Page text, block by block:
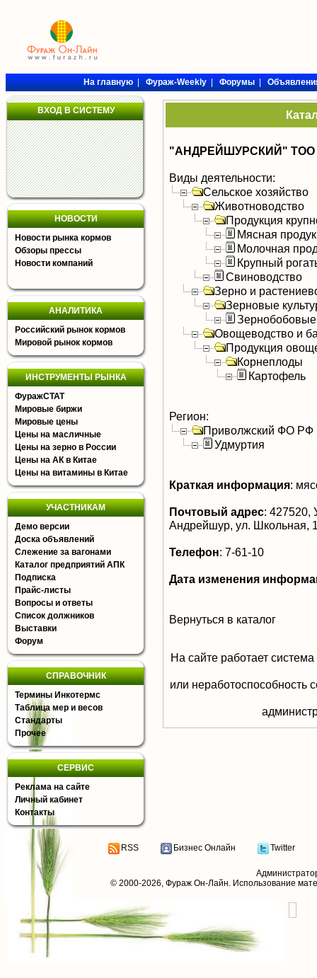
На главную|Фураж-Weekly|Форумы|
ВХОД В СИСТЕМУ
НОВОСТИ
Новости рынка кормов
Обзоры прессы
Новости компаний
АНАЛИТИКА
Российский рынок кормов
Мировой рынок кормов
ИНСТРУМЕНТЫ РЫНКА
ФуражСТАТ
Мировые биржи
Мировые цены
Цены на масличные
Цены на зерно в России
Цены на АК в Китае
Цены на витамины в Китае
УЧАСТНИКАМ
Демо версии
Доска объявлений
Слежение за вагонами
Каталог предприятий АПК
Подписка
Прайс-листы
Вопросы и ответы
Список должников
Выставки
Форум
СПРАВОЧНИК
Термины Инкотермс
Таблица мер и весов
Стандарты
Прочее
СЕРВИС
Реклама на сайте
Личный кабинет
Контакты
"АНДРЕЙШУРСКИЙ" ТОО
Виды деятельности:
Сельское хозяйство
Животноводство
Продукция
Мясная
Молочная
Крупный
Свиноводство
Зерно и
Зерновые
Зернобобовые
Овощеводство и
Продукция
Корнеплоды
Картофель
Регион:
Приволжский ФО РФ
Удмуртия
Краткая информация:
Почтовый адрес: 427520,
Андрейшур, ул. Школьная,
Телефон: 7-61-10
Дата изменения
Вернуться в каталог
На сайте работает
или неработоспособность
RSS Бизнес Онлайн Twitter
© 2000-2026, Фураж Он-Лайн. Использование